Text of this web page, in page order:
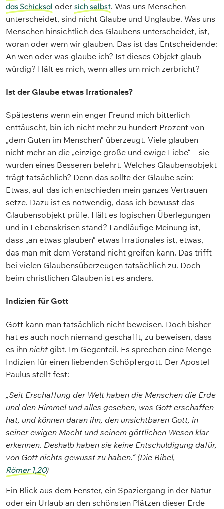
das Schicksal oder sich selbst. Was uns Menschen
unterscheidet, sind nicht Glaube und Unglaube. Was uns
Menschen hinsichtlich des Glaubens unterscheidet, ist,
woran oder wem wir glauben. Das ist das Entscheidende:
An wen oder was glaube ich? Ist dieses Objekt glaub-
würdig? Hält es mich, wenn alles um mich zerbricht?
Ist der Glaube etwas Irrationales?
Spätestens wenn ein enger Freund mich bitterlich
enttäuscht, bin ich nicht mehr zu hundert Prozent von
„dem Guten im Menschen“ überzeugt. Viele glauben
nicht mehr an die „einzige große und ewige Liebe“ – sie
wurden eines Besseren belehrt. Welches Glaubensobjekt
trägt tatsächlich? Denn das sollte der Glaube sein:
Etwas, auf das ich entschieden mein ganzes Vertrauen
setze. Dazu ist es notwendig, dass ich bewusst das
Glaubensobjekt prüfe. Hält es logischen Überlegungen
und in Lebenskrisen stand? Landläufige Meinung ist,
dass „an etwas glauben“ etwas Irrationales ist, etwas,
das man mit dem Verstand nicht greifen kann. Das trifft
bei vielen Glaubensüberzeugen tatsächlich zu. Doch
beim christlichen Glauben ist es anders.
Indizien für Gott
Gott kann man tatsächlich nicht beweisen. Doch bisher
hat es auch noch niemand geschafft, zu beweisen, dass
es ihn nicht gibt. Im Gegenteil. Es sprechen eine Menge
Indizien für einen liebenden Schöpfergott. Der Apostel
Paulus stellt fest:
„Seit Erschaffung der Welt haben die Menschen die Erde
und den Himmel und alles gesehen, was Gott erschaffen
hat, und können daran ihn, den unsichtbaren Gott, in
seiner ewigen Macht und seinem göttlichen Wesen klar
erkennen. Deshalb haben sie keine Entschuldigung dafür,
von Gott nichts gewusst zu haben.“ (Die Bibel,
Römer 1,20)
Ein Blick aus dem Fenster, ein Spaziergang in der Natur
oder ein Urlaub an den schönsten Plätzen dieser Erde